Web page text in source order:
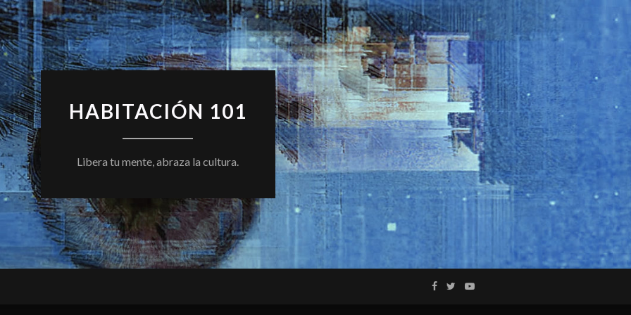
HABITACIÓN 101
Libera tu mente, abraza la cultura.